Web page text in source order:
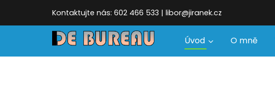
Kontaktujte nás: 602 466 533 | libor@jiranek.cz
Úvod O mně